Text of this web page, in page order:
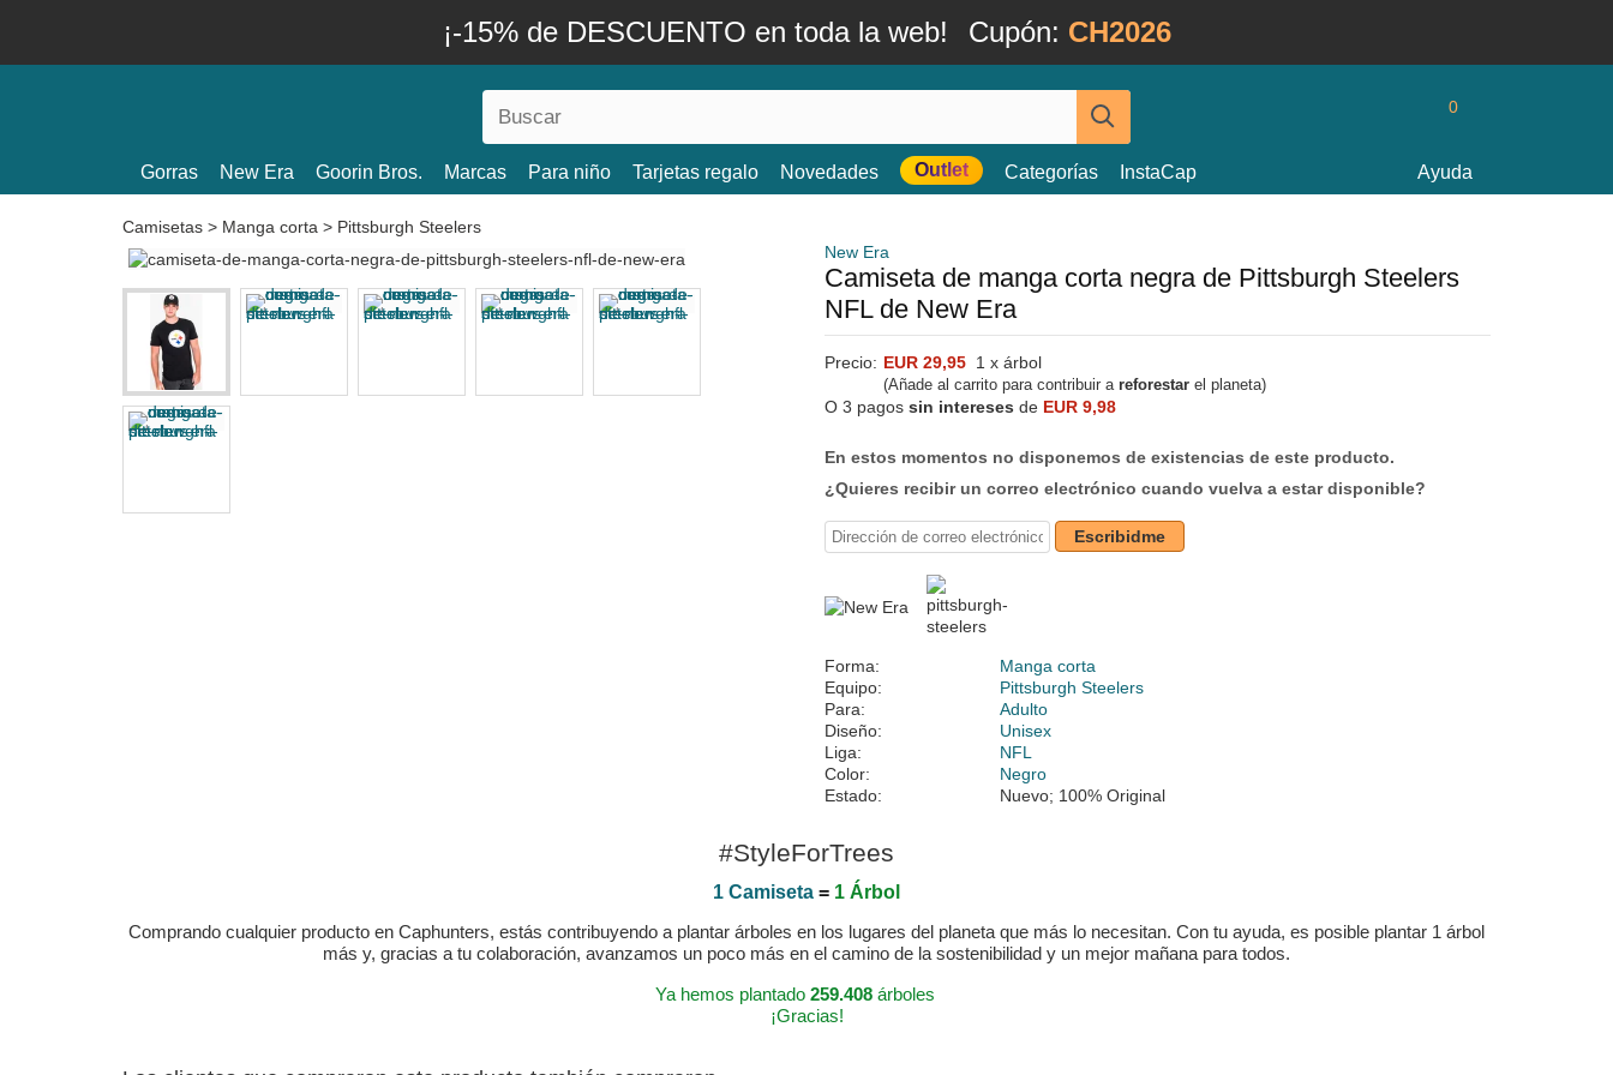
¡-15% de DESCUENTO en toda la web! Cupón: CH2026
0
Gorras New Era Goorin Bros. Marcas Para niño Tarjetas regalo Novedades Outlet Categorías InstaCap Ayuda
Camisetas > Manga corta > Pittsburgh Steelers
New Era
Camiseta de manga corta negra de Pittsburgh Steelers
NFL de New Era
Precio: EUR 29,95 1 x árbol
(Añade al carrito para contribuir a reforestar el planeta)
O 3 pagos sin intereses de EUR 9,98
En estos momentos no disponemos de existencias de este producto.
¿Quieres recibir un correo electrónico cuando vuelva a estar disponible?
Escribidme
Forma:
Manga corta
Equipo:
Pittsburgh Steelers
Para:
Adulto
Diseño:
Unisex
Liga:
NFL
Color:
Negro
Estado:
Nuevo; 100% Original
#StyleForTrees
1 Camiseta = 1 Árbol
Comprando cualquier producto en Caphunters, estás contribuyendo a plantar árboles en los lugares del planeta que más lo necesitan. Con tu ayuda, es posible plantar 1 árbol
más y, gracias a tu colaboración, avanzamos un poco más en el camino de la sostenibilidad y un mejor mañana para todos.
Ya hemos plantado 259.408 árboles
¡Gracias!